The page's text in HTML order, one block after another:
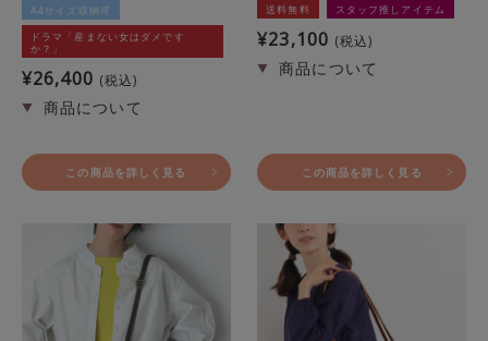
A4サイズ収納可
ドラマ「産まない女はダメです
か？」
¥26,400 税込
この商品を詳しく見る
送料無料 スタッフ推しアイテム
¥23,100 税込
この商品を詳しく見る